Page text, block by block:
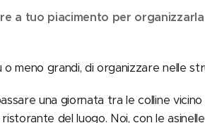
a tuo piacimento per
meno grandi, di organizzare nelle
una giornata tra le colline
del luogo. Noi, con le